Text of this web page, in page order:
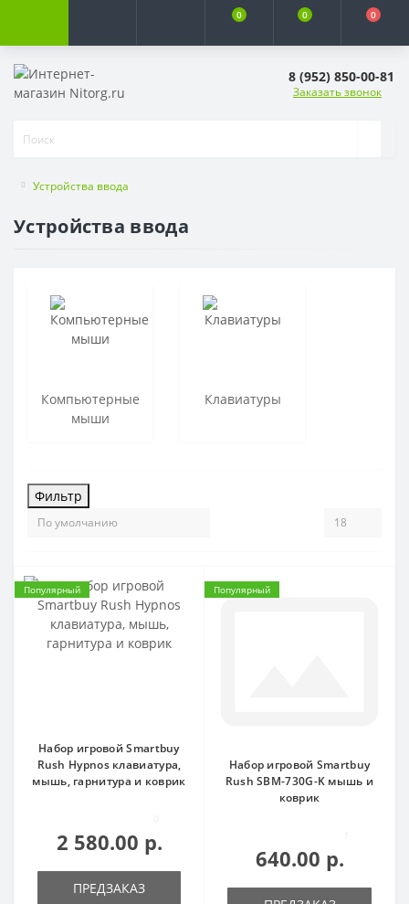
0 0 0
8 (952) 850-00-81
Заказать звонок
Устройства ввода
Устройства ввода
Компьютерные
мыши
Клавиатуры
Фильтр
Популярный
Набор игровой Smartbuy
Rush Hypnos клавиатура,
мышь, гарнитура и коврик
2 580.00 р.
ПРЕДЗАКАЗ
Популярный
Набор игровой Smartbuy
Rush SBM-730G-K мышь и
коврик
640.00 р.